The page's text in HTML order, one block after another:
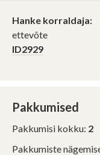
Hanke korraldaja:
ettevõte
ID2929
Pakkumised
Pakkumisi kokku: 2
Pakkumiste